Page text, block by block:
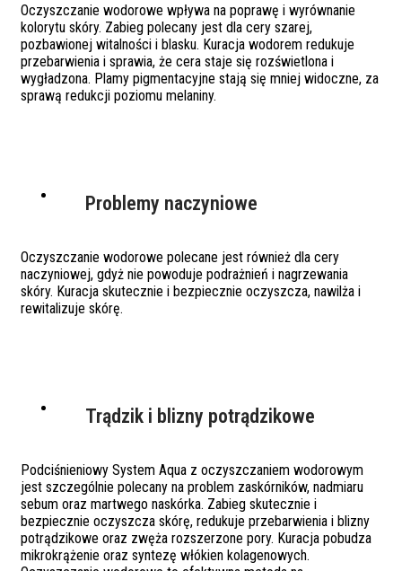
Oczyszczanie wodorowe wpływa na poprawę i wyrównanie
kolorytu skóry. Zabieg polecany jest dla cery szarej,
pozbawionej witalności i blasku. Kuracja wodorem redukuje
przebarwienia i sprawia, że cera staje się rozświetlona i
wygładzona. Plamy pigmentacyjne stają się mniej widoczne, za
sprawą redukcji poziomu melaniny.
Problemy naczyniowe
Oczyszczanie wodorowe polecane jest również dla cery
naczyniowej, gdyż nie powoduje podrażnień i nagrzewania
skóry. Kuracja skutecznie i bezpiecznie oczyszcza, nawilża i
rewitalizuje skórę.
Trądzik i blizny potrądzikowe
Podciśnieniowy System Aqua z oczyszczaniem wodorowym
jest szczególnie polecany na problem zaskórników, nadmiaru
sebum oraz martwego naskórka. Zabieg skutecznie i
bezpiecznie oczyszcza skórę, redukuje przebarwienia i blizny
potrądzikowe oraz zwęża rozszerzone pory. Kuracja pobudza
mikrokrążenie oraz syntezę włókien kolagenowych.